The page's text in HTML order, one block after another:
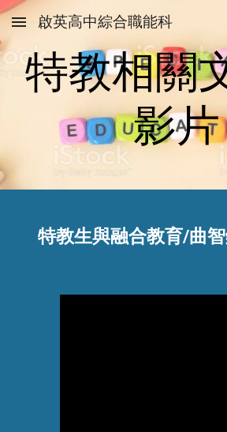
Skip to main content
啟英高中綜合職能科
特教相關
影片
特教生與融合教育/曲